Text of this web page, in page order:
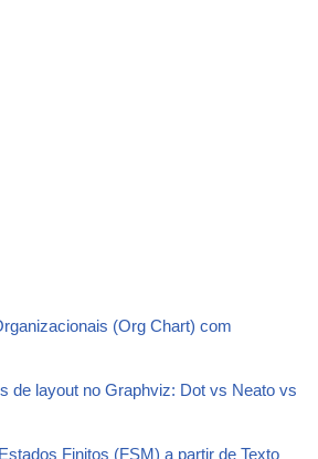
(Org Chart) com
de layout no Graphviz: Dot vs Neato vs
Finitos (FSM) a partir de Texto